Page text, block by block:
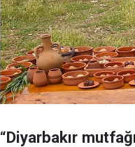
“Diyarbakır